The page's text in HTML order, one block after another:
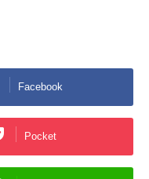
Facebook
Pocket